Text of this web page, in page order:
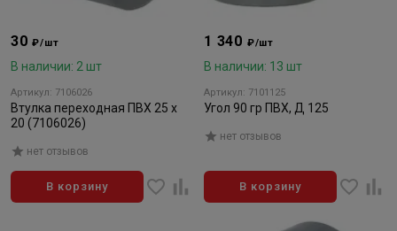
30₽/шт
В наличии: 2 шт
Артикул: 7106026
Втулка переходная ПВХ 25 х
20 (7106026)
нет отзывов
В корзину
1 340 ₽/шт
В наличии: 13 шт
Артикул: 7101125
Угол 90 гр ПВХ, Д 125
нет отзывов
В корзину